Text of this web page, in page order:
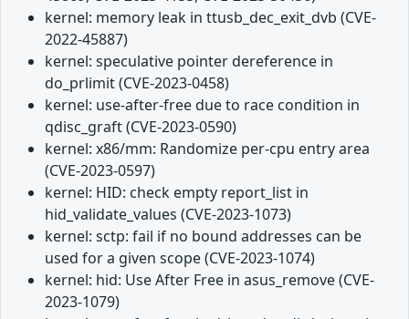
kernel: memory leak in ttusb_dec_exit_dvb (CVE-
2022-45887)
kernel: speculative pointer dereference in
do_prlimit (CVE-2023-0458)
kernel: use-after-free due to race condition in
qdisc_graft (CVE-2023-0590)
kernel: x86/mm: Randomize per-cpu entry area
(CVE-2023-0597)
kernel: HID: check empty report_list in
hid_validate_values (CVE-2023-1073)
kernel: sctp: fail if no bound addresses can be
used for a given scope (CVE-2023-1074)
kernel: hid: Use After Free in asus_remove (CVE-
2023-1079)